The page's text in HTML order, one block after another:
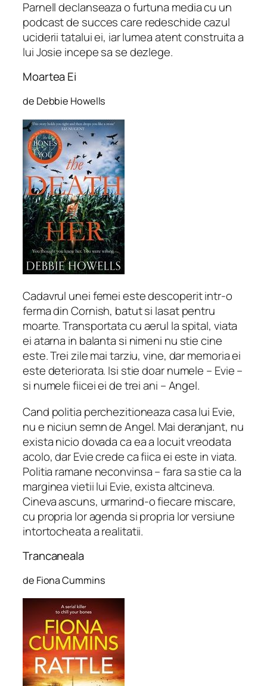
Parnell declanseaza o furtuna media cu un
podcast de succes care redeschide cazul
uciderii tatalui ei, iar lumea atent construita a
lui Josie incepe sa se dezlege.
Moartea Ei
de Debbie Howells
Cadavrul unei femei este descoperit intr-o
ferma din Cornish, batut si lasat pentru
moarte. Transportata cu aerul la spital, viata
ei atarna in balanta si nimeni nu stie cine
este. Trei zile mai tarziu, vine, dar memoria ei
este deteriorata. Isi stie doar numele – Evie –
si numele fiicei ei de trei ani – Angel.
Cand politia perchezitioneaza casa lui Evie,
nu e niciun semn de Angel. Mai deranjant, nu
exista nicio dovada ca ea a locuit vreodata
acolo, dar Evie crede ca fiica ei este in viata.
Politia ramane neconvinsa – fara sa stie ca la
marginea vietii lui Evie, exista altcineva.
Cineva ascuns, urmarind-o fiecare miscare,
cu propria lor agenda si propria lor versiune
intortocheata a realitatii.
Trancaneala
de Fiona Cummins